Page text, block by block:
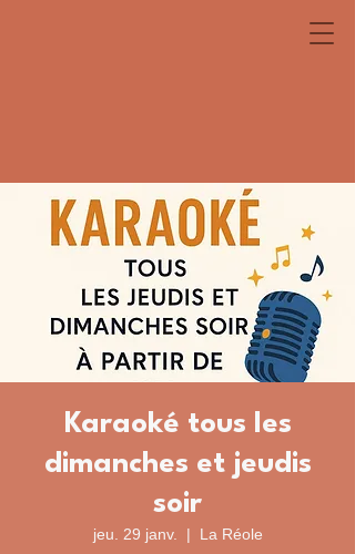
Karaoké tous les
dimanches et jeudis
soir
jeu. 29 janv.
  |
La Réole